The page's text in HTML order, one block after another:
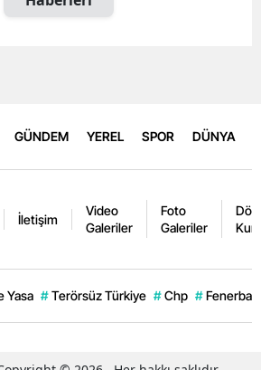
GÜNDEM YEREL SPOR DÜNYA
İletişim
Video
Galeriler
Foto
Galeriler
Yasa # Terörsüz Türkiye # Chp #